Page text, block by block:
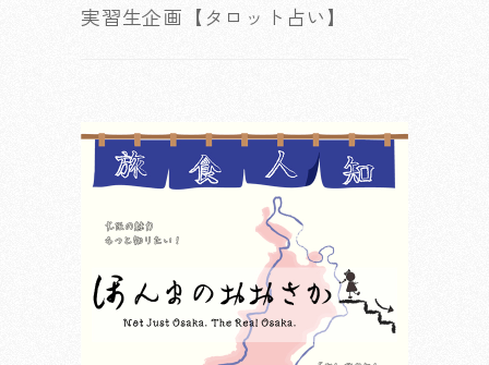
実習生企画【タロット占い】